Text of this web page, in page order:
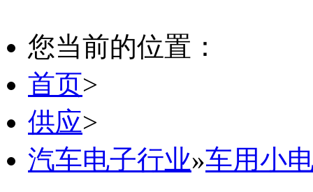
您当前的位置：
首页>
供应>
汽车电子行业»车用小